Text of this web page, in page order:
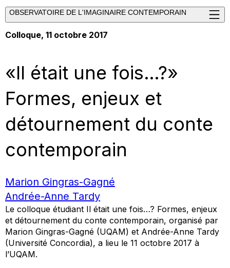
OBSERVATOIRE DE L'IMAGINAIRE CONTEMPORAIN
Colloque, 11 octobre 2017
«Il était une fois…?»
Formes, enjeux et
détournement du conte
contemporain
Marion Gingras-Gagné
Andrée-Anne Tardy
Le colloque étudiant Il était une fois…? Formes, enjeux
et détournement du conte contemporain, organisé par
Marion Gingras-Gagné (UQAM) et Andrée-Anne Tardy
(Université Concordia), a lieu le 11 octobre 2017 à
l’UQAM.